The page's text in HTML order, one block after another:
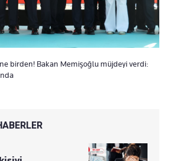
birden! Bakan Memişoğlu müjdeyi verdi: